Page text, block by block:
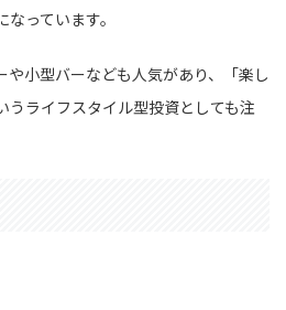
っています。
や小型バーなども人気があり、「楽し
うライフスタイル型投資としても注